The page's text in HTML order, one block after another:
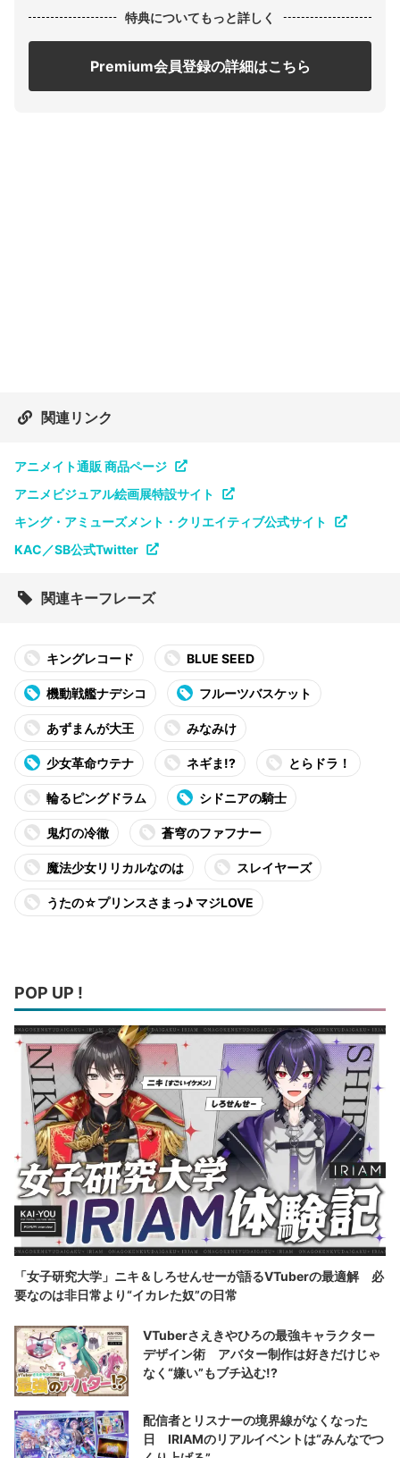
特典についてもっと詳しく
Premium会員登録の詳細はこちら
関連リンク
アニメイト通販 商品ページ
アニメビジュアル絵画展特設サイト
キング・アミューズメント・クリエイティブ公式サイト
KAC／SB公式Twitter
関連キーフレーズ
キングレコード BLUE SEED
機動戦艦ナデシコ フルーツバスケット
あずまんが大王 みなみけ
少女革命ウテナ ネギま!? とらドラ！
輪るピングドラム シドニアの騎士
鬼灯の冷徹 蒼穹のファフナー
魔法少女リリカルなのは スレイヤーズ
うたの☆プリンスさまっ♪ マジLOVE
POP UP !
「女子研究大学」ニキ＆しろせんせーが語るVTuberの最適解 必
要なのは非日常より“イカレた奴”の日常
VTuberさえきやひろの最強キャラクター
デザイン術 アバター制作は好きだけじゃ
なく“嫌い”もブチ込む!?
配信者とリスナーの境界線がなくなった
日 IRIAMのリアルイベントは“みんなでつ